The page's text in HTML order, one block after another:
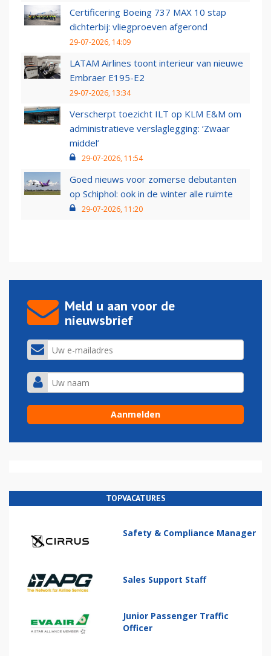
Certificering Boeing 737 MAX 10 stap
dichterbij: vliegproeven afgerond
29-07-2026, 14:09
LATAM Airlines toont interieur van nieuwe
Embraer E195-E2
29-07-2026, 13:34
Verscherpt toezicht ILT op KLM E&M om
administratieve verslaglegging: ‘Zwaar
middel’
29-07-2026, 11:54
Goed nieuws voor zomerse debutanten
op Schiphol: ook in de winter alle ruimte
29-07-2026, 11:20
Meld u aan voor de
nieuwsbrief
TOPVACATURES
Safety & Compliance Manager
Sales Support Staff
Junior Passenger Traffic
Officer